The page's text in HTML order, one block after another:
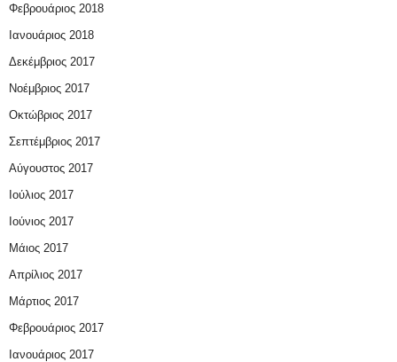
Φεβρουάριος 2018
Ιανουάριος 2018
Δεκέμβριος 2017
Νοέμβριος 2017
Οκτώβριος 2017
Σεπτέμβριος 2017
Αύγουστος 2017
Ιούλιος 2017
Ιούνιος 2017
Μάιος 2017
Απρίλιος 2017
Μάρτιος 2017
Φεβρουάριος 2017
Ιανουάριος 2017